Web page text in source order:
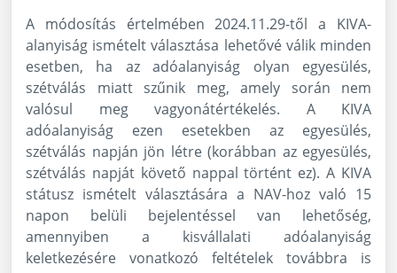
A módosítás értelmében 2024.11.29-től a KIVA-
alanyiság ismételt választása lehetővé válik minden
esetben, ha az adóalanyiság olyan egyesülés,
szétválás miatt szűnik meg, amely során nem
valósul meg vagyonátértékelés. A KIVA
adóalanyiság ezen esetekben az egyesülés,
szétválás napján jön létre (korábban az egyesülés,
szétválás napját követő nappal történt ez). A KIVA
státusz ismételt választására a NAV-hoz való 15
napon belüli bejelentéssel van lehetőség,
amennyiben a kisvállalati adóalanyiság
keletkezésére vonatkozó feltételek továbbra is